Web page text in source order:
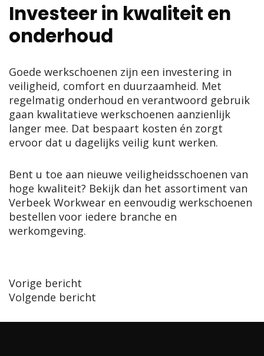
Investeer in kwaliteit en
onderhoud
Goede werkschoenen zijn een investering in
veiligheid, comfort en duurzaamheid. Met
regelmatig onderhoud en verantwoord gebruik
gaan kwalitatieve werkschoenen aanzienlijk
langer mee. Dat bespaart kosten én zorgt
ervoor dat u dagelijks veilig kunt werken.
Bent u toe aan nieuwe veiligheidsschoenen van
hoge kwaliteit? Bekijk dan het assortiment van
Verbeek Workwear en eenvoudig werkschoenen
bestellen voor iedere branche en
werkomgeving.
Post
navigation
Vorige bericht
Volgende bericht